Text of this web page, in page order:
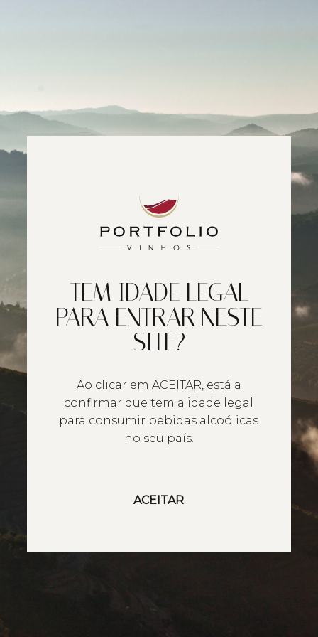
TEM IDADE LEGAL
PARA ENTRAR NESTE
SITE?
Ao clicar em ACEITAR, está a
confirmar que tem a idade legal
para consumir bebidas alcoólicas
no seu país.
ACEITAR